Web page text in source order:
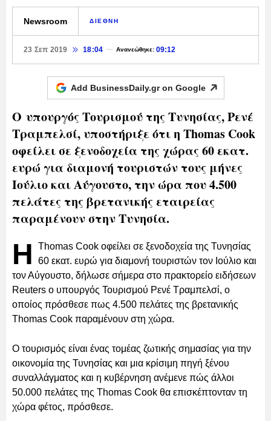
Newsroom ΔΙΕΘΝΗ
23 Σεπ 2019 18:04 Ανανεώθηκε: 09:12
Add BusinessDaily.gr on Google
Ο υπουργός Τουρισμού της Τυνησίας, Ρενέ
Τραμπελσί, υποστήριξε ότι η Thomas Cook
οφείλει σε ξενοδοχεία της χώρας 60 εκατ.
ευρώ για διαμονή τουριστών τους μήνες
Ιούλιο και Αύγουστο, την ώρα που 4.500
πελάτες της βρετανικής εταιρείας
παραμένουν στην Τυνησία.
Η
Thomas Cook οφείλει σε ξενοδοχεία της Τυνησίας
60 εκατ. ευρώ για διαμονή τουριστών τον Ιούλιο και
τον Αύγουστο, δήλωσε σήμερα στο πρακτορείο ειδήσεων
Reuters ο υπουργός Τουρισμού Ρενέ Τραμπελσί, ο
οποίος πρόσθεσε πως 4.500 πελάτες της βρετανικής
Thomas Cook παραμένουν στη χώρα.
Ο τουρισμός είναι ένας τομέας ζωτικής σημασίας για την
οικονομία της Τυνησίας και μια κρίσιμη πηγή ξένου
συναλλάγματος και η κυβέρνηση ανέμενε πώς άλλοι
50.000 πελάτες της Thomas Cook θα επισκέπτονταν τη
χώρα φέτος, πρόσθεσε.